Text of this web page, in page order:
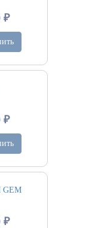
₽
₽
GEM
₽